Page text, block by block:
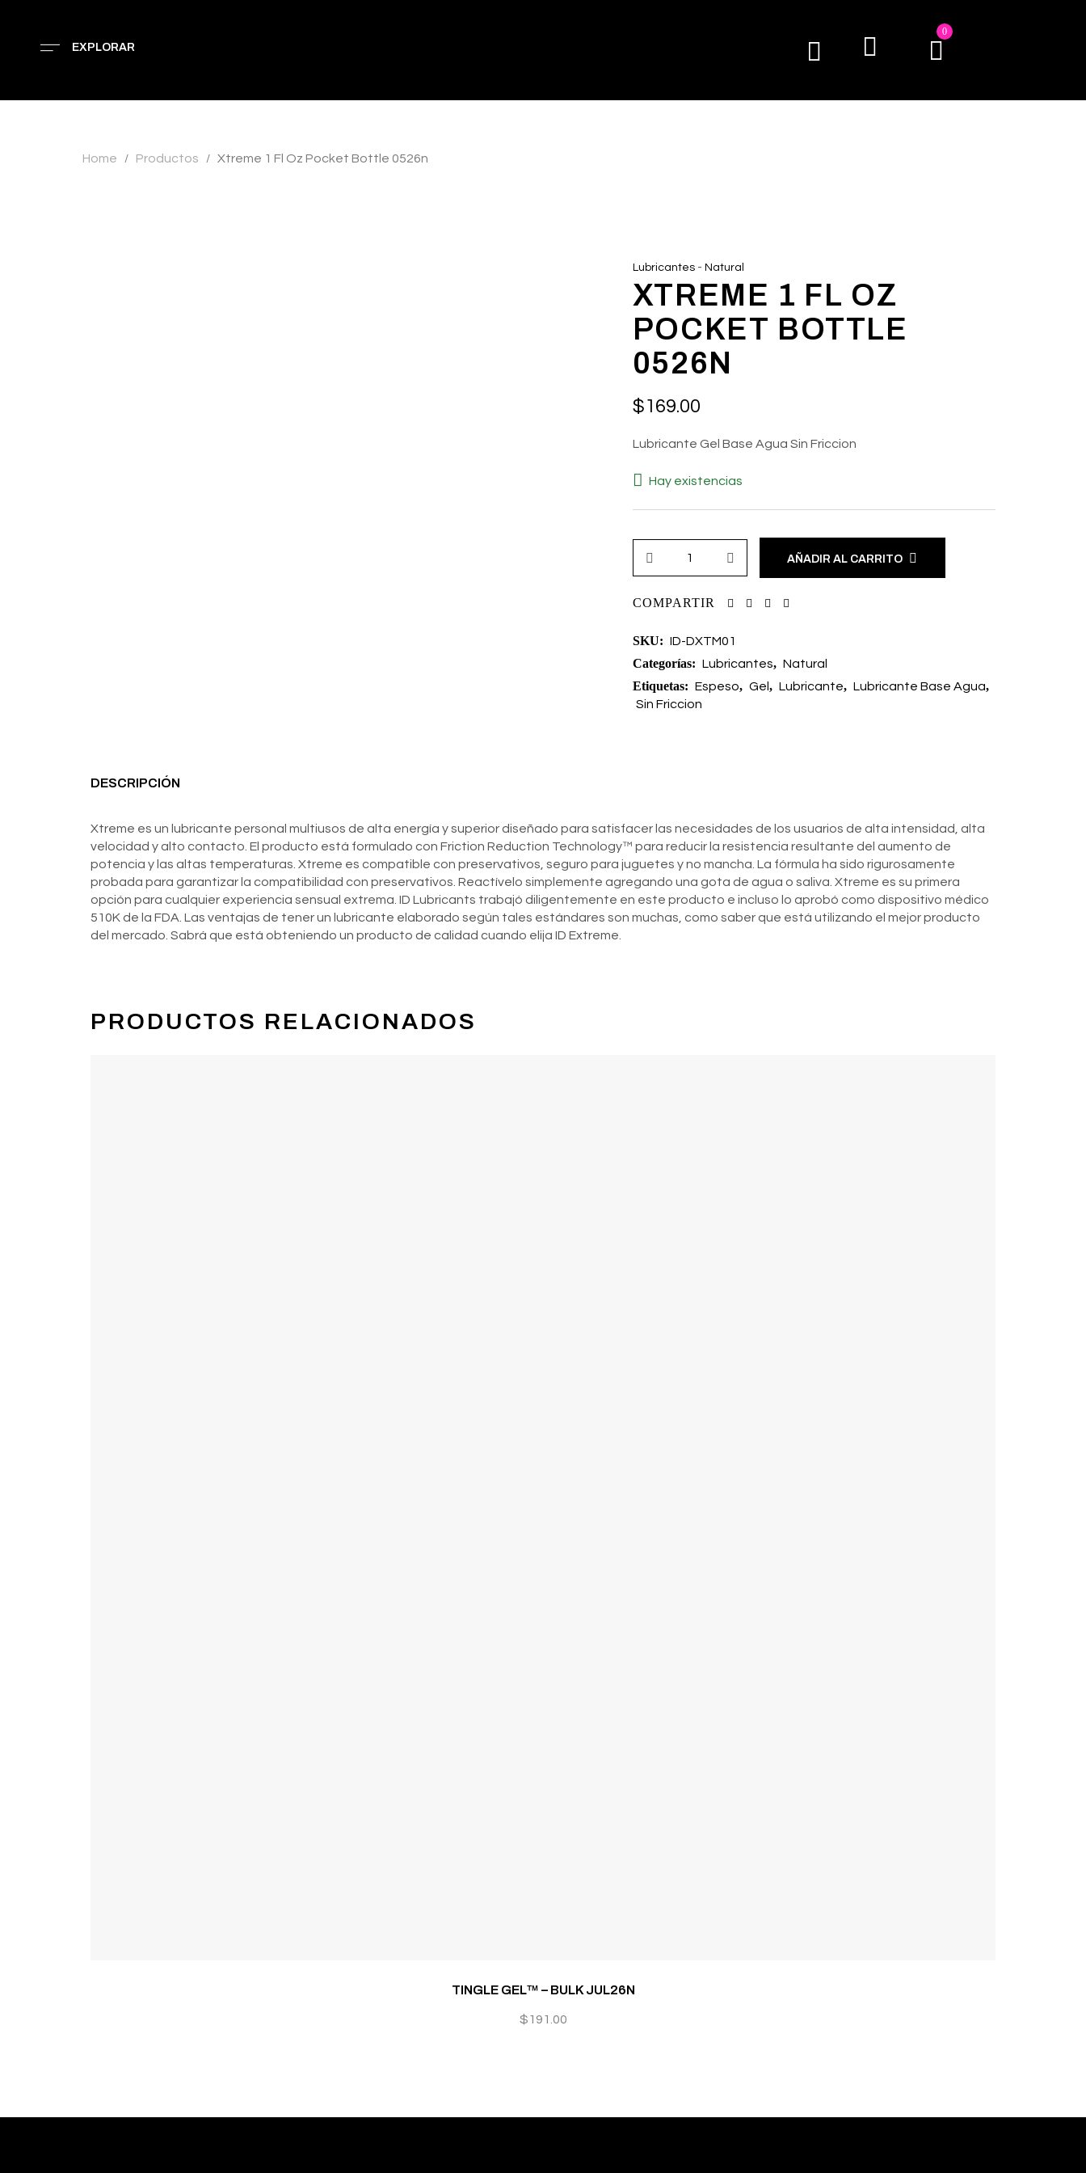
EXPLORAR
0
Home / Productos / Xtreme 1 Fl Oz Pocket Bottle 0526n
Lubricantes- Natural
XTREME 1 FL OZ
POCKET BOTTLE
0526N
$169.00
Lubricante Gel Base Agua Sin Friccion
Hay existencias
AÑADIR AL CARRITO
COMPARTIR
SKU: ID-DXTM01
Categorías: Lubricantes, Natural
Etiquetas: Espeso, Gel , Lubricante, Lubricante Base Agua,
Sin Friccion
DESCRIPCIÓN
Xtreme es un lubricante personal multiusos de alta energía y superior diseñado para satisfacer las necesidades de los usuarios de alta intensidad, alta
velocidad y alto contacto. El producto está formulado con Friction Reduction Technology™ para reducir la resistencia resultante del aumento de
potencia y las altas temperaturas. Xtreme es compatible con preservativos, seguro para juguetes y no mancha. La fórmula ha sido rigurosamente
probada para garantizar la compatibilidad con preservativos. Reactívelo simplemente agregando una gota de agua o saliva. Xtreme es su primera
opción para cualquier experiencia sensual extrema. ID Lubricants trabajó diligentemente en este producto e incluso lo aprobó como dispositivo médico
510K de la FDA. Las ventajas de tener un lubricante elaborado según tales estándares son muchas, como saber que está utilizando el mejor producto
del mercado. Sabrá que está obteniendo un producto de calidad cuando elija ID Extreme.
PRODUCTOS RELACIONADOS
TINGLE GEL™ – BULK JUL26N
$191.00